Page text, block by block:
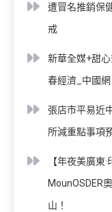
遭冒名推銷保
戒
新華全媒+甜
春經濟_中國網
張店市平易近
所減重點事項
【年夜美廣東
MounOSDER
山！